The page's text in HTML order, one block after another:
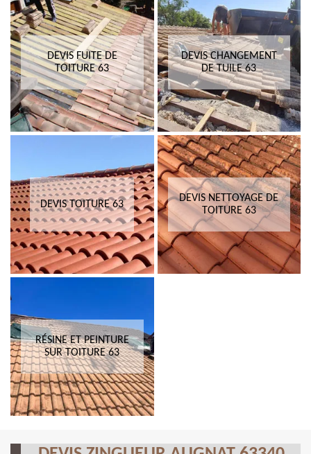
DEVIS FUITE DE
TOITURE 63
DEVIS CHANGEMENT
DE TUILE 63
DEVIS TOITURE 63
DEVIS NETTOYAGE DE
TOITURE 63
RÉSINE ET PEINTURE
SUR TOITURE 63